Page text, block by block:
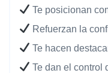
Te posicionan
Refuerzan la
Te hacen
Te dan el control